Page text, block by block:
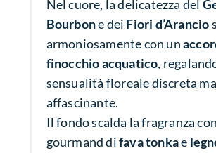
Nel cuore, la delicatezza del
Bourbone dei Fiori d’Arancio
armoniosamente con un
finocchio acquatico,
sensualità floreale discreta ma
affascinante.
Il fondo scalda la fragranza
gourmand difava tonkae